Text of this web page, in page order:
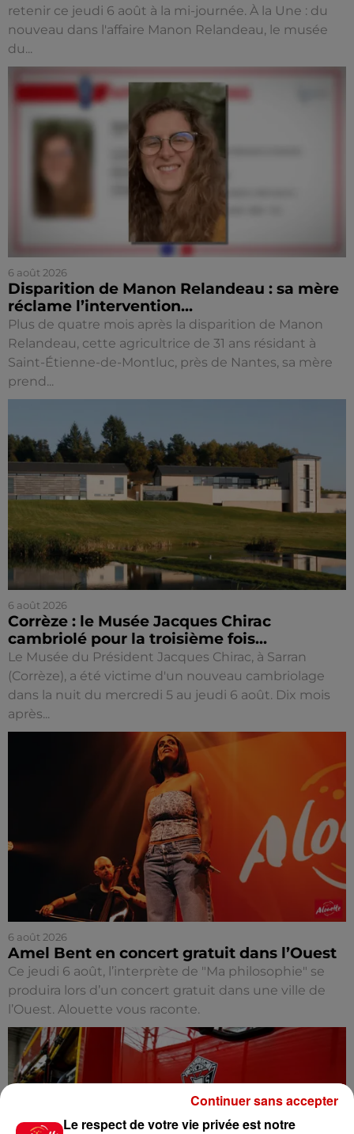
retenir ce jeudi 6 août à la mi-journée. À la Une : du
nouveau dans l'affaire Manon Relandeau, le musée
du...
6 août 2026
Disparition de Manon Relandeau : sa mère
réclame l’intervention...
Plus de quatre mois après la disparition de Manon
Relandeau, cette agricultrice de 31 ans résidant à
Saint-Étienne-de-Montluc, près de Nantes, sa mère
prend...
6 août 2026
Corrèze : le Musée Jacques Chirac
cambriolé pour la troisième fois...
Le Musée du Président Jacques Chirac, à Sarran
(Corrèze), a été victime d'un nouveau cambriolage
dans la nuit du mercredi 5 au jeudi 6 août. Dix mois
après...
6 août 2026
Amel Bent en concert gratuit dans l’Ouest
Ce jeudi 6 août, l’interprète de "Ma philosophie" se
produira lors d’un concert gratuit dans une ville de
l’Ouest. Alouette vous raconte.
Le respect de votre vie privée est notre
Continuer sans accepter